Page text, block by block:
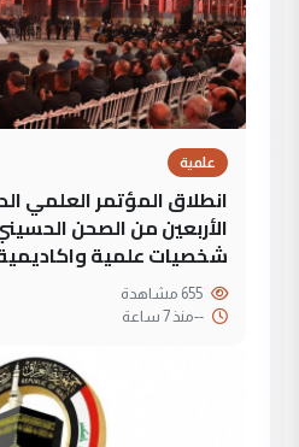
علمية
انطلاق المؤتمر العلمي
الأربعين من الصحن
شخصيات علمية
--منذ 7 ساعة